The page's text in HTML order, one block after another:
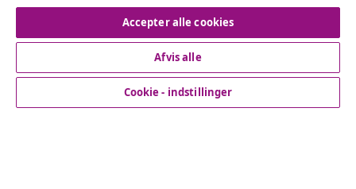
Fortryd køb
Kundeservice
Accepter alle cookies
Afvis alle
Cookie - indstillinger